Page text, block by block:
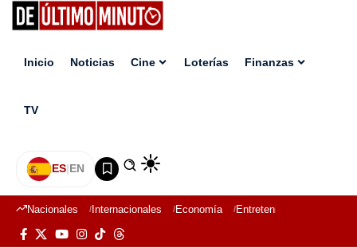
Inicio Noticias Cine Loterías Finanzas
TV
ES|EN
Nacionales Internacionales Economía Entretenimiento